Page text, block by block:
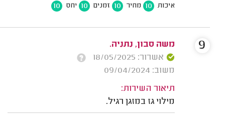
איכות 10 מחיר 10 זמנים 10 יחס 10
משה סבון, נתניה.
אשרור: 18/05/2025
משוב: 09/04/2024
תיאור השירות:
מילוי גז במזגן רגיל.
9